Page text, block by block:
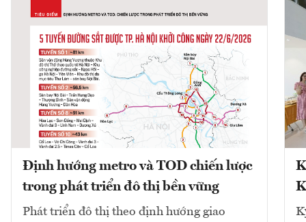
Định hướng metro và TOD chiến lược
trong phát triển đô thị bền vững
Phát triển đô thị theo định hướng giao